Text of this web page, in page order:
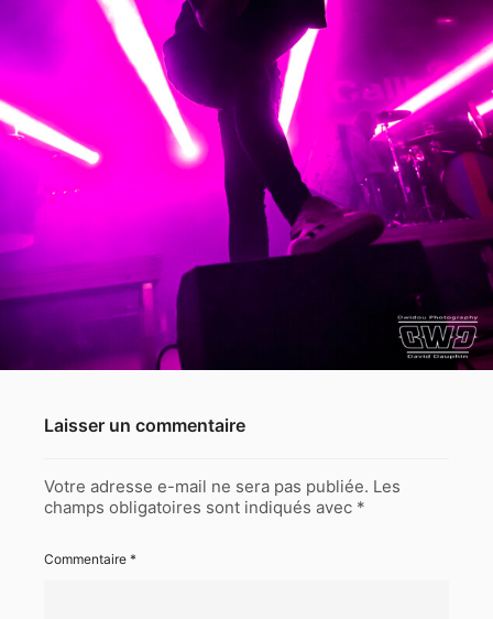
Laisser un commentaire
Votre adresse e-mail ne sera pas publiée. Les
champs obligatoires sont indiqués avec *
Commentaire *